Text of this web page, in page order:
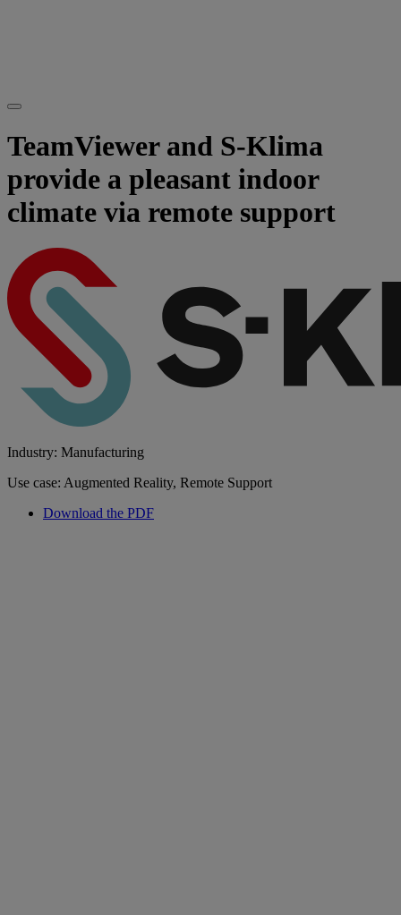
TeamViewer and S-Klima
provide a pleasant indoor
climate via remote support
Industry: Manufacturing
Use case: Augmented Reality, Remote Support
Download the PDF